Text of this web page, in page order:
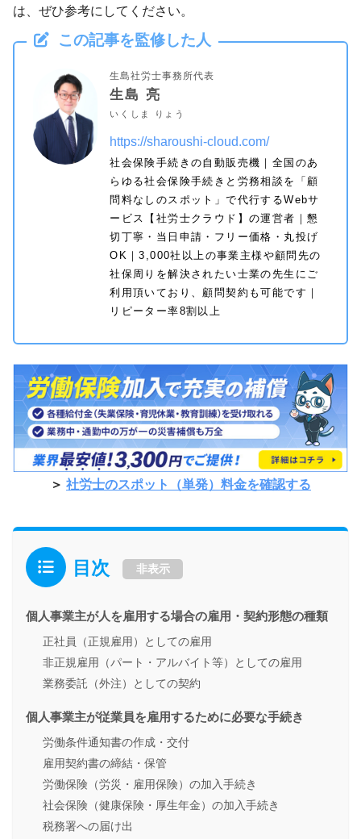
は、ぜひ参考にしてください。
この記事を監修した人
生島社労士事務所代表
生島 亮
いくしま りょう
https://sharoushi-cloud.com/
社会保険手続きの自動販売機｜全国のあ
らゆる社会保険手続きと労務相談を「顧
問料なしのスポット」で代行するWebサ
ービス【社労士クラウド】の運営者｜懇
切丁寧・当日申請・フリー価格・丸投げ
OK｜3,000社以上の事業主様や顧問先の
社保周りを解決されたい士業の先生にご
利用頂いており、顧問契約も可能です｜
リピーター率8割以上
＞ 社労士のスポット（単発）料金を確認する
目次 非表示
個人事業主が人を雇用する場合の雇用・契約形態の種類
正社員（正規雇用）としての雇用
非正規雇用（パート・アルバイト等）としての雇用
業務委託（外注）としての契約
個人事業主が従業員を雇用するために必要な手続き
労働条件通知書の作成・交付
雇用契約書の締結・保管
労働保険（労災・雇用保険）の加入手続き
社会保険（健康保険・厚生年金）の加入手続き
税務署への届け出